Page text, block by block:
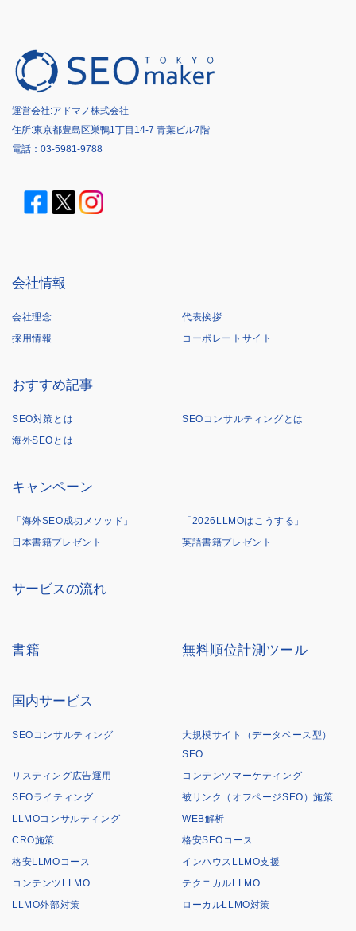
運営会社:アドマノ株式会社
住所:東京都豊島区巣鴨1丁目14-7 青葉ビル7階
電話： 03-5981-9788
会社情報
会社理念
代表挨拶
採用情報
コーポレートサイト
おすすめ記事
SEO対策とは
SEOコンサルティングとは
海外SEOとは
キャンペーン
「海外SEO成功メソッド」
「2026LLMOはこうする」
日本書籍プレゼント
英語書籍プレゼント
サービスの流れ
書籍 無料順位計測ツール
国内サービス
SEOコンサルティング
大規模サイト（データベース型）
SEO
リスティング広告運用
コンテンツマーケティング
SEOライティング
被リンク（オフページSEO）施策
LLMOコンサルティング
WEB解析
CRO施策
格安SEOコース
格安LLMOコース
インハウスLLMO支援
コンテンツLLMO
テクニカルLLMO
LLMO外部対策
ローカルLLMO対策